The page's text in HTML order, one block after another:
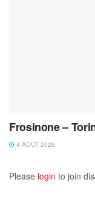
Frosinone –
4 AOÛT 2026
Please login to join